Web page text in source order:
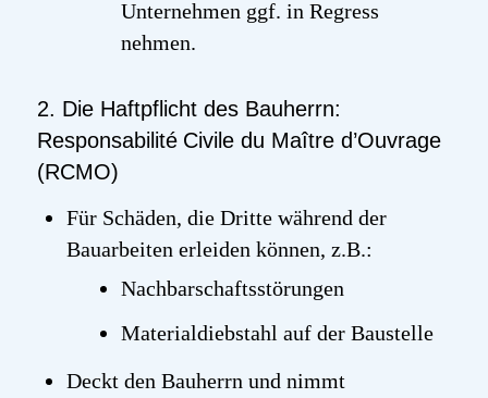
Unternehmen ggf. in Regress
nehmen.
2. Die Haftpflicht des Bauherrn:
Responsabilité Civiledu Maître d’Ouvrage
(RCMO)
Für Schäden, die Dritte während der
Bauarbeiten erleiden können, z.B.:
Nachbarschaftsstörungen
Materialdiebstahl auf der Baustelle
Deckt den Bauherrn und nimmt